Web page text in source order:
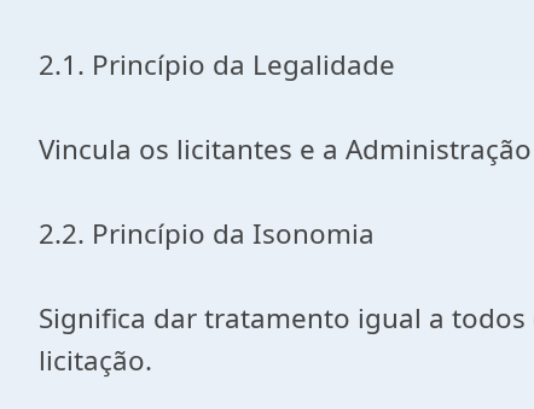
2.1. Princípio da Legalidade
Vincula os licitantes e a
2.2. Princípio da Isonomia
Significa dar tratamento igual a
licitação.